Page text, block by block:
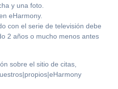
y una foto.
eHarmony.
con el serie de televisión debe
2 años o mucho menos antes
sobre el sitio de citas,